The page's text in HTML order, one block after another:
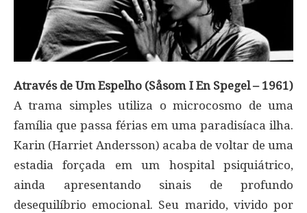
Através de Um Espelho (Såsom I En Spegel – 1961)
A trama simples utiliza o microcosmo de uma
família que passa férias em uma paradisíaca ilha.
Karin (Harriet Andersson) acaba de voltar de uma
estadia forçada em um hospital psiquiátrico,
ainda apresentando sinais de profundo
desequilíbrio emocional. Seu marido, vivido por